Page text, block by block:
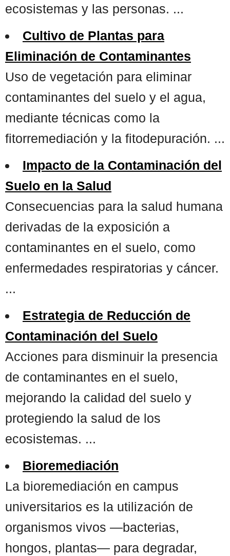
ecosistemas y las personas. ...
Cultivo de Plantas para
Eliminación de Contaminantes
Uso de vegetación para eliminar
contaminantes del suelo y el agua,
mediante técnicas como la
fitorremediación y la fitodepuración. ...
Impacto de la Contaminación del
Suelo en la Salud
Consecuencias para la salud humana
derivadas de la exposición a
contaminantes en el suelo, como
enfermedades respiratorias y cáncer.
...
Estrategia de Reducción de
Contaminación del Suelo
Acciones para disminuir la presencia
de contaminantes en el suelo,
mejorando la calidad del suelo y
protegiendo la salud de los
ecosistemas. ...
Bioremediación
La bioremediación en campus
universitarios es la utilización de
organismos vivos —bacterias,
hongos, plantas— para degradar,